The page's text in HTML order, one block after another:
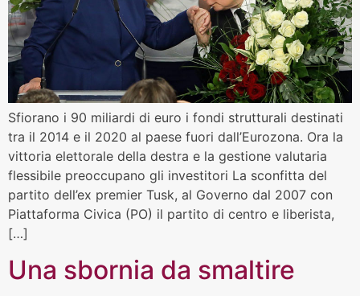
Sfiorano i 90 miliardi di euro i fondi strutturali destinati
tra il 2014 e il 2020 al paese fuori dall’Eurozona. Ora la
vittoria elettorale della destra e la gestione valutaria
flessibile preoccupano gli investitori La sconfitta del
partito dell’ex premier Tusk, al Governo dal 2007 con
Piattaforma Civica (PO) il partito di centro e liberista,
[…]
Una sbornia da smaltire